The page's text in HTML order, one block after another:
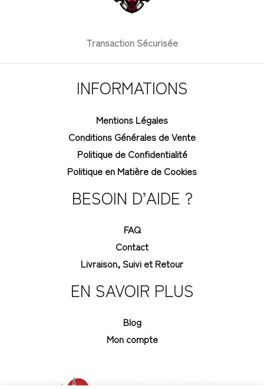
Transaction Sécurisée
INFORMATIONS
Mentions Légales
Conditions Générales de Vente
Politique de Confidentialité
Politique en Matière de Cookies
BESOIN D’AIDE ?
FAQ
Contact
Livraison, Suivi et Retour
EN SAVOIR PLUS
Blog
Mon compte